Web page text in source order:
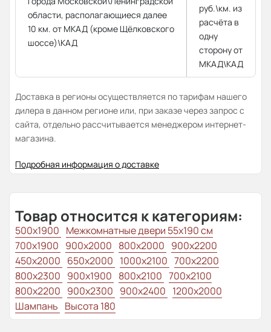
области, располагающиеся далее
10 км. от МКАД (кроме Щёлковского
шоссе)\КАД
руб.\км. из
расчёта в
одну
сторону от
МКАД\КАД
Доставка в регионы осуществляется по тарифам нашего
дилера в данном регионе или, при заказе через запрос с
сайта, отдельно рассчитывается менеджером интернет-
магазина.
Подробная информация о доставке
Товар относится к категориям:
500x1900 Межкомнатные двери 55х190 см
700x1900 900x2000 800x2000 900x2200
450x2000 650x2000 1000x2100 700x2200
800x2300 900x1900 800x2100 700x2100
800x2200 900x2300 900x2400 1200x2000
Шампань Высота 180